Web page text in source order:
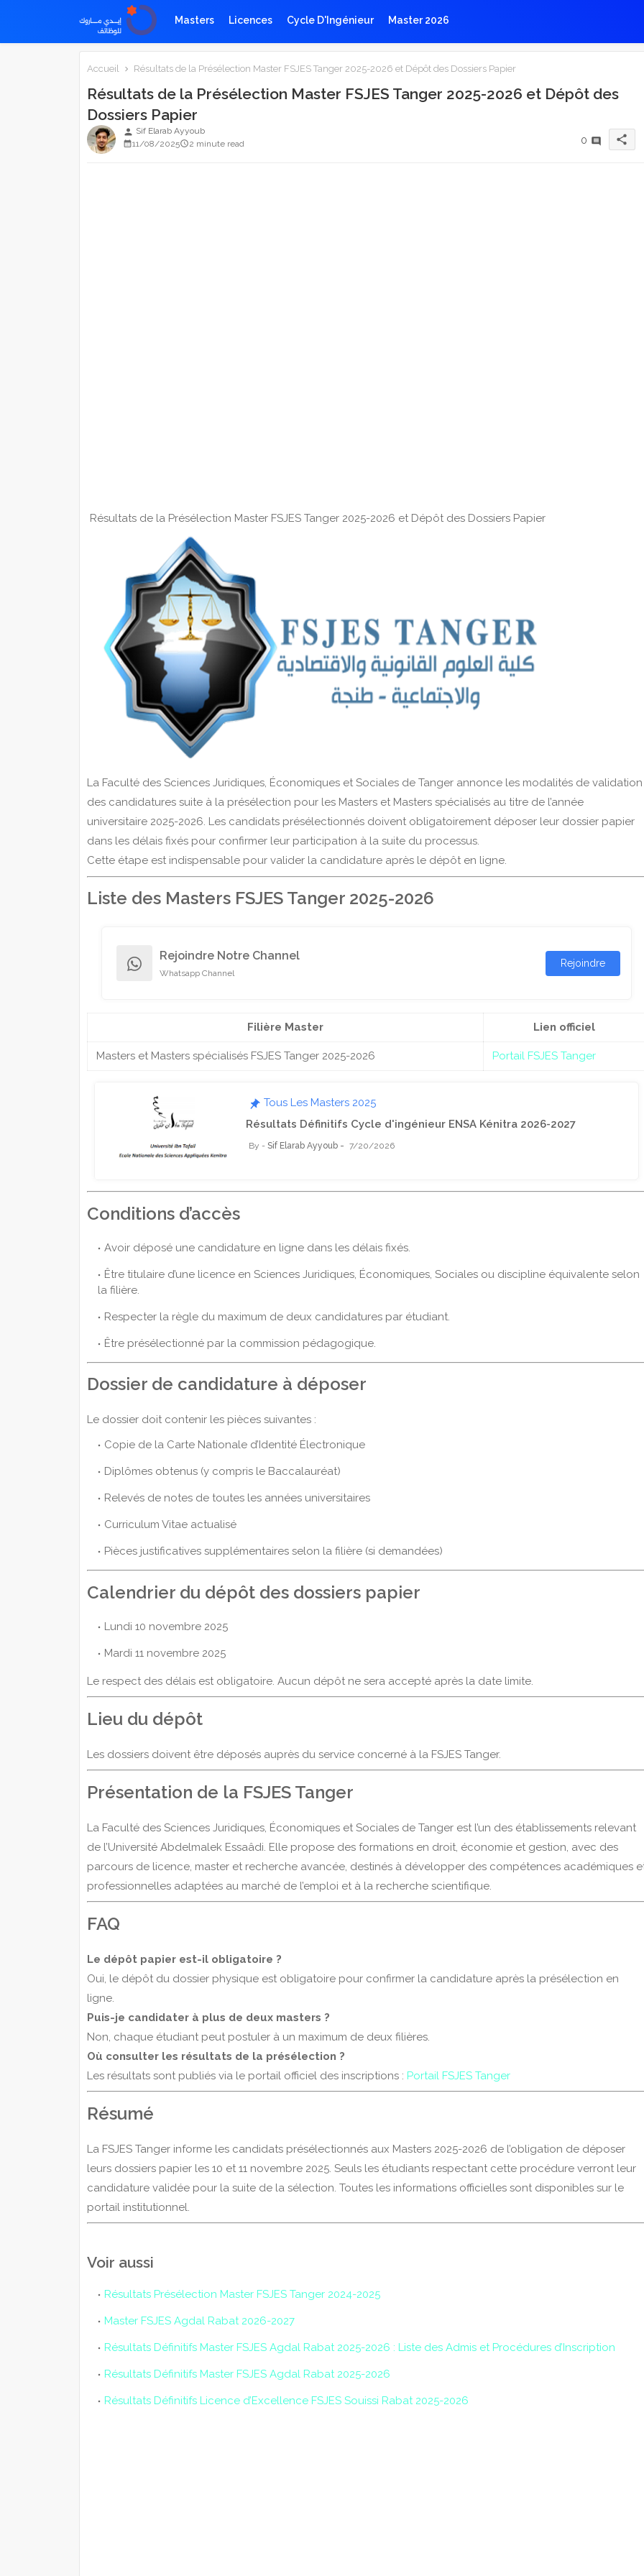
Masters Licences Cycle D'Ingénieur Master 2026
Accueil Résultats de la Présélection Master FSJES Tanger 2025-2026 et Dépôt des Dossiers Papier
Résultats de la Présélection Master FSJES Tanger 2025-2026 et Dépôt des
Dossiers Papier
person Sif Elarab Ayyoub
11/08/2025
2 minute read 0 share
Résultats de la Présélection Master FSJES Tanger 2025-2026 et Dépôt des Dossiers Papier
La Faculté des Sciences Juridiques, Économiques et Sociales de Tanger annonce les modalités de validation
des candidatures suite à la présélection pour les Masters et Masters spécialisés au titre de l’année
universitaire 2025-2026. Les candidats présélectionnés doivent obligatoirement déposer leur dossier papier
dans les délais fixés pour confirmer leur participation à la suite du processus.
Cette étape est indispensable pour valider la candidature après le dépôt en ligne.
Liste des Masters FSJES Tanger 2025-2026
whatsapp
Rejoindre Notre Channel
Whatsapp Channel
Rejoindre
Filière Master Lien officiel
Masters et Masters spécialisés FSJES Tanger 2025-2026 Portail FSJES Tanger
Tous Les Masters 2025
Résultats Définitifs Cycle d'ingénieur ENSA Kénitra 2026-2027
Sif Elarab Ayyoub 7/20/2026
Conditions d’accès
Avoir déposé une candidature en ligne dans les délais fixés.
Être titulaire d’une licence en Sciences Juridiques, Économiques, Sociales ou discipline équivalente selon
la filière.
Respecter la règle du maximum de deux candidatures par étudiant.
Être présélectionné par la commission pédagogique.
Dossier de candidature à déposer
Le dossier doit contenir les pièces suivantes :
Copie de la Carte Nationale d’Identité Électronique
Diplômes obtenus (y compris le Baccalauréat)
Relevés de notes de toutes les années universitaires
Curriculum Vitae actualisé
Pièces justificatives supplémentaires selon la filière (si demandées)
Calendrier du dépôt des dossiers papier
Lundi 10 novembre 2025
Mardi 11 novembre 2025
Le respect des délais est obligatoire. Aucun dépôt ne sera accepté après la date limite.
Lieu du dépôt
Les dossiers doivent être déposés auprès du service concerné à la FSJES Tanger.
Présentation de la FSJES Tanger
La Faculté des Sciences Juridiques, Économiques et Sociales de Tanger est l’un des établissements relevant
de l’Université Abdelmalek Essaâdi. Elle propose des formations en droit, économie et gestion, avec des
parcours de licence, master et recherche avancée, destinés à développer des compétences académiques
professionnelles adaptées au marché de l’emploi et à la recherche scientifique.
FAQ
Le dépôt papier est-il obligatoire ?
Oui, le dépôt du dossier physique est obligatoire pour confirmer la candidature après la présélection en
ligne.
Puis-je candidater à plus de deux masters ?
Non, chaque étudiant peut postuler à un maximum de deux filières.
Où consulter les résultats de la présélection ?
Les résultats sont publiés via le portail officiel des inscriptions : Portail FSJES Tanger
Résumé
La FSJES Tanger informe les candidats présélectionnés aux Masters 2025-2026 de l’obligation de déposer
leurs dossiers papier les 10 et 11 novembre 2025. Seuls les étudiants respectant cette procédure verront leur
candidature validée pour la suite de la sélection. Toutes les informations officielles sont disponibles sur le
portail institutionnel.
Voir aussi
Résultats Présélection Master FSJES Tanger 2024-2025
Master FSJES Agdal Rabat 2026-2027
Résultats Définitifs Master FSJES Agdal Rabat 2025-2026 : Liste des Admis et Procédures d’Inscription
Résultats Définitifs Master FSJES Agdal Rabat 2025-2026
Résultats Définitifs Licence d’Excellence FSJES Souissi Rabat 2025-2026